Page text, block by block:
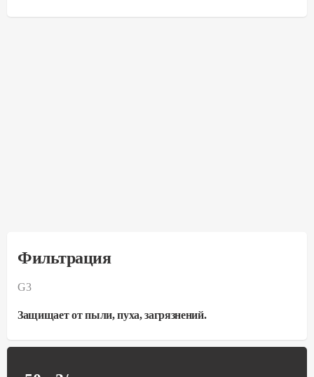
Фильтрация
G3
Защищает от пыли, пуха, загрязнений.